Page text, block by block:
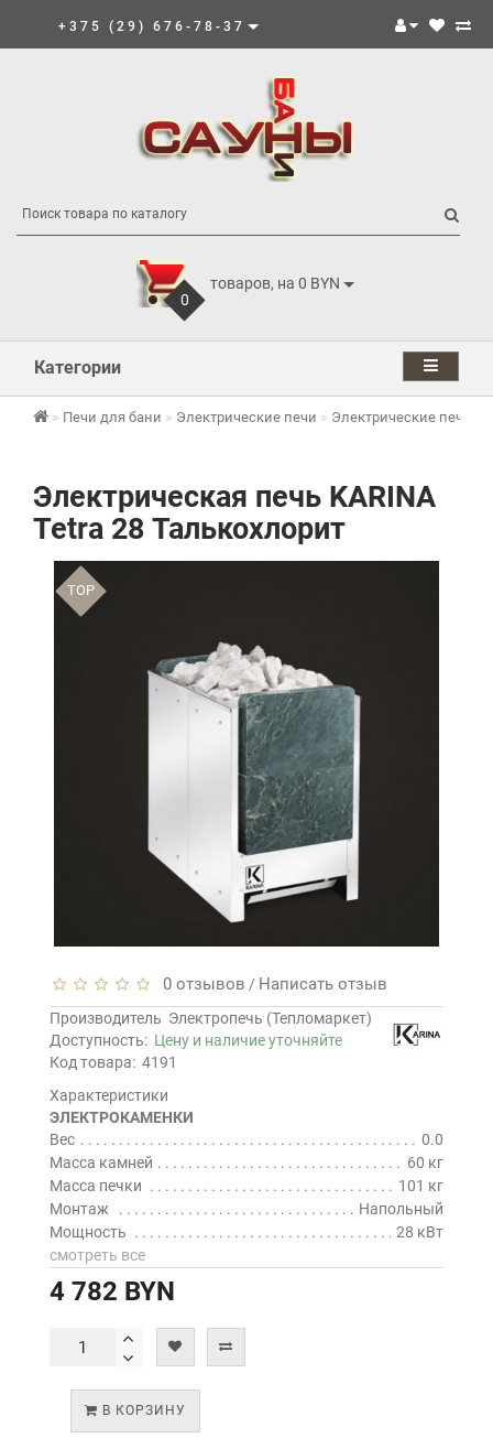
+375 (29) 676-78-37
0
товаров, на 0 BYN
Категории
Печи для бани Электрические печи Электрические печи
Электрическая печь KARINA
Tetra 28 Талькохлорит
TOP
0 отзывов / Написать отзыв
Производитель Электропечь (Тепломаркет)
Доступность: Цену и наличие уточняйте
Код товара: 4191
Характеристики
ЭЛЕКТРОКАМЕНКИ
Вес
0.0
Масса камней
60 кг
Масса печки
101 кг
Монтаж
Напольный
Мощность
28 кВт
смотреть все
4 782 BYN
В КОРЗИНУ